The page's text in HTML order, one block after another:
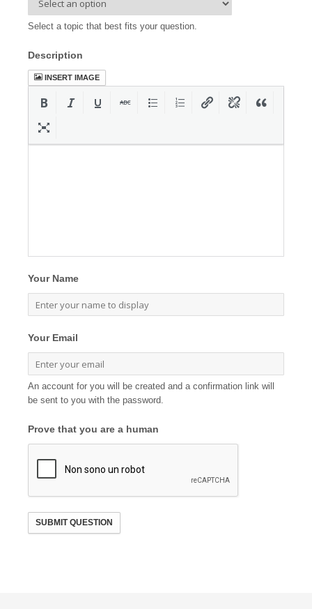
Select a topic that best fits your question.
Description
INSERT IMAGE
Your Name
Your Email
An account for you will be created and a confirmation link will
be sent to you with the password.
Prove that you are a human
SUBMIT QUESTION